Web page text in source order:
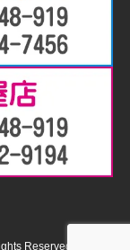
Reserved.